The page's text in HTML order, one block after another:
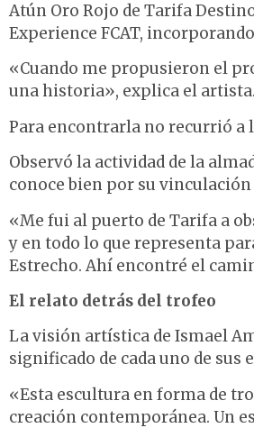
Atún Oro Rojo de Tarifa
Experience FCAT,
«Cuando me propusieron el
una historia», explica el artista.
Para encontrarla no recurrió a
Observó la actividad de la
conoce bien por su
«Me fui al puerto de Tarifa a
y en todo lo que representa
Estrecho. Ahí encontré el
El relato detrás del trofeo
La visión artística de Ismael
significado de cada uno de sus
«Esta escultura en forma de
creación contemporánea. Un